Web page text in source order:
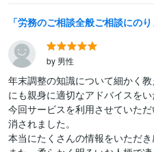
by 男性
年末調整の知識について細かく
にも親身に適切なアドバイスをい
今回サービスを利用させていた
消されました。
本当にたくさんの情報をいただき